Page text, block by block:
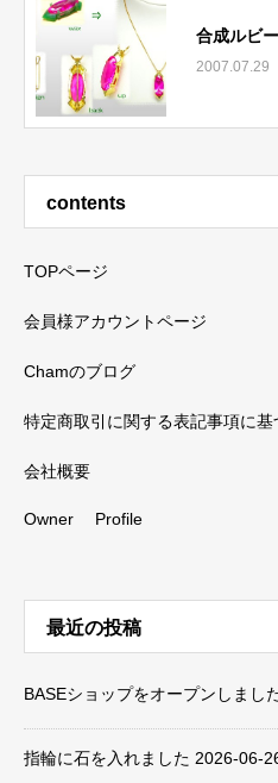
合成ルビ
2007.07.29
contents
TOPページ
会員様アカウントページ
Chamのブログ
特定商取引に関する表記事項に基
会社概要
Owner Profile
最近の投稿
BASEショップをオープンしました
指輪に石を入れました 2026-06-